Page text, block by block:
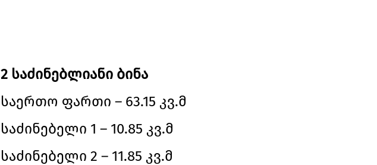
2 საძინებლიანი ბინა
საერთო ფართი – 63.15 კვ.მ
საძინებელი 1 – 10.85 კვ.მ
საძინებელი 2 – 11.85 კვ.მ